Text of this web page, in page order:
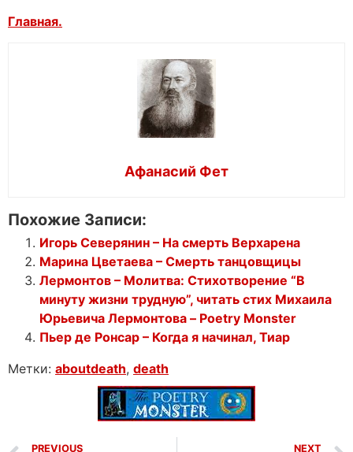
Главная.
Афанасий Фет
Похожие Записи:
Игорь Северянин – На смерть Верхарена
Марина Цветаева – Смерть танцовщицы
Лермонтов – Молитва: Стихотворение “В
минуту жизни трудную”, читать стих Михаила
Юрьевича Лермонтова – Poetry Monster
Пьер де Ронсар – Когда я начинал, Тиар
Метки: aboutdeath, death
PREVIOUS NEXT